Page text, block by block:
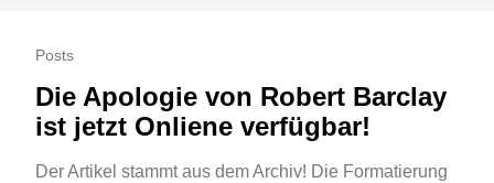
Posts
Die Apologie von Robert Barclay
ist jetzt Onliene verfügbar!
Der Artikel stammt aus dem Archiv! Die Formatierung